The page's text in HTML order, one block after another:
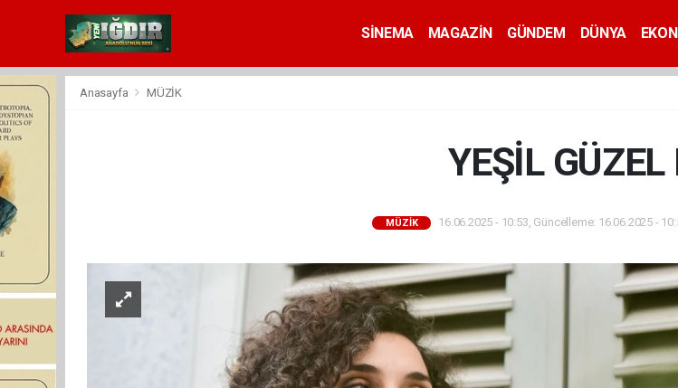
SİNEMA MAGAZİN GÜNDEM DÜNYA
Anasayfa MÜZİK
YEŞİL GÜZEL
MÜZİK 16.06.2025 - 10:53, Güncelleme: 16.06.2025 -